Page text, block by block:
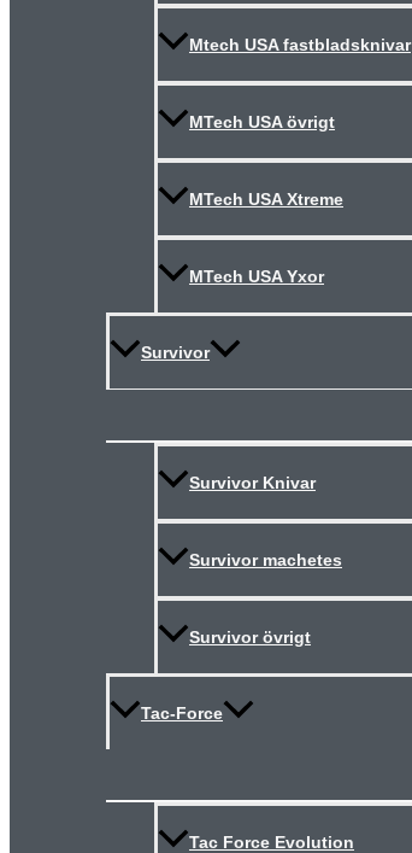
Mtech USA fastbladsknivar
MTech USA övrigt
MTech USA Xtreme
MTech USA Yxor
Survivor
Survivor Knivar
Survivor machetes
Survivor övrigt
Tac-Force
Tac Force Evolution